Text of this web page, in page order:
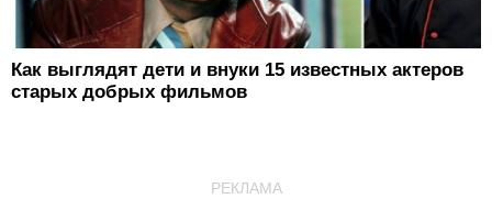
Как выглядят дети и внуки 15 известных актеров
старых добрых фильмов
РЕКЛАМА